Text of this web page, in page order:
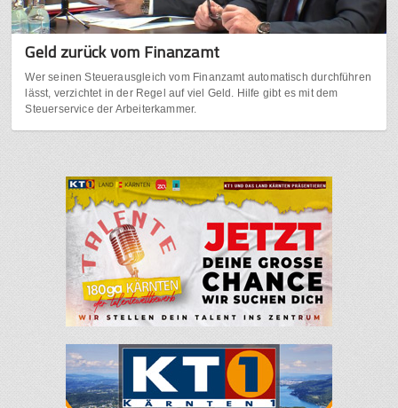
Geld zurück vom Finanzamt
Wer seinen Steuerausgleich vom Finanzamt automatisch durchführen
lässt, verzichtet in der Regel auf viel Geld. Hilfe gibt es mit dem
Steuerservice der Arbeiterkammer.